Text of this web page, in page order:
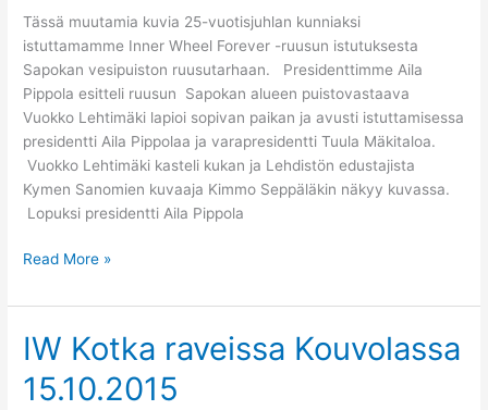
Tässä muutamia kuvia 25-vuotisjuhlan kunniaksi
istuttamamme Inner Wheel Forever -ruusun istutuksesta
Sapokan vesipuiston ruusutarhaan. Presidenttimme Aila
Pippola esitteli ruusun Sapokan alueen puistovastaava
Vuokko Lehtimäki lapioi sopivan paikan ja avusti istuttamisessa
presidentti Aila Pippolaa ja varapresidentti Tuula Mäkitaloa.
Vuokko Lehtimäki kasteli kukan ja Lehdistön edustajista
Kymen Sanomien kuvaaja Kimmo Seppäläkin näkyy kuvassa.
Lopuksi presidentti Aila Pippola
Read More »
IW Kotka raveissa Kouvolassa
15.10.2015
IW
Kotka
raveissa